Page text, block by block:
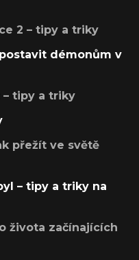
2 – tipy a triky
démonům v
– tipy a triky
přežít ve světě
– tipy a triky na
života začínajících